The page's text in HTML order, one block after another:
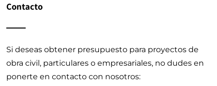
Contacto
Si deseas obtener presupuesto para proyectos de
obra civil, particulares o empresariales, no dudes en
ponerte en contacto con nosotros: